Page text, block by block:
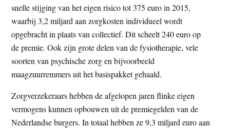
snelle stijging van het eigen risico tot 375 euro in 2015,
waarbij 3,2 miljard aan zorgkosten individueel wordt
opgebracht in plaats van collectief. Dit scheelt 240 euro op
de premie. Ook zijn grote delen van de fysiotherapie, vele
soorten van psychische zorg en bijvoorbeeld
maagzuurremmers uit het basispakket gehaald.
Zorgverzekeraars hebben de afgelopen jaren flinke eigen
vermogens kunnen opbouwen uit de premiegelden van de
Nederlandse burgers. In totaal hebben ze 9,3 miljard euro aan